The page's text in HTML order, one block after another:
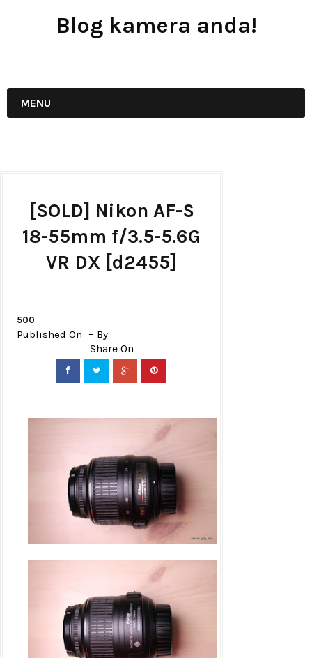
Blog kamera anda!
MENU
[SOLD] Nikon AF-S
18-55mm f/3.5-5.6G
VR DX [d2455]
500
Published On By